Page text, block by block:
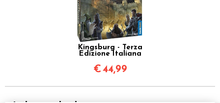
Kingsburg - Terza
Edizione Italiana
€44,99